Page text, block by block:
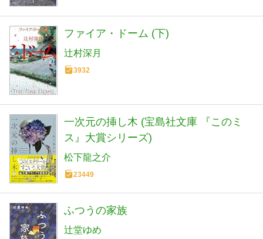
ファイア・ドーム (下)
辻村深月
3932
一次元の挿し木 (宝島社文庫 『このミ
ス』大賞シリーズ)
松下龍之介
23449
ふつうの家族
辻堂ゆめ